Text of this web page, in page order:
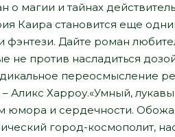
магии и тайнах
Каира становится еще
фэнтези. Дайте роман
не против насладиться
переосмысление
Аликс Харроу.«Умный,
юмора и сердечности.
город-космополит,